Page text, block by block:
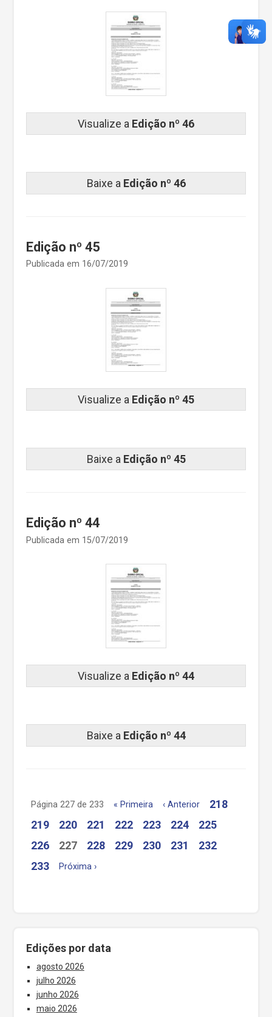
Visualize a Edição nº 46
Baixe a Edição nº 46
Edição nº 45
Publicada em 16/07/2019
Visualize a Edição nº 45
Baixe a Edição nº 45
Edição nº 44
Publicada em 15/07/2019
Visualize a Edição nº 44
Baixe a Edição nº 44
Página 227 de 233 « Primeira ‹ Anterior
218
219
220 221 222 223 224
225
226
227 228 229 230 231
232
233
Próxima ›
Edições por data
agosto 2026
julho 2026
junho 2026
maio 2026